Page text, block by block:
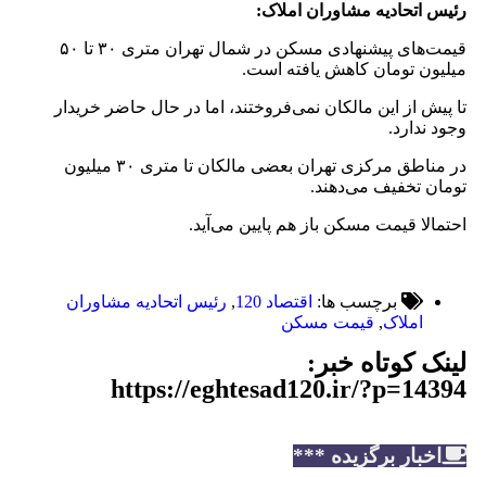
رئیس اتحادیه مشاوران املاک:
قیمت‌های پیشنهادی مسکن در شمال تهران متری ۳۰ تا ۵۰
میلیون تومان کاهش یافته است.
تا پیش از این مالکان نمی‌فروختند، اما در حال حاضر خریدار
وجود ندارد.
در مناطق مرکزی تهران بعضی مالکان تا متری ۳۰ میلیون
تومان تخفیف می‌دهند.
احتمالا قیمت مسکن باز هم پایین می‌آید.
برچسب ها: اقتصاد 120 , رئیس اتحادیه مشاوران
املاک, قیمت مسکن
لینک کوتاه خبر:
https://eghtesad120.ir/?p=14394
اخبار برگزیده ***